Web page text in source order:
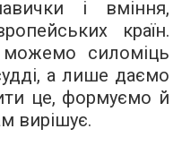
і вміння,
країн.
силоміць
а лише даємо
це, формуємо й
вирішує.